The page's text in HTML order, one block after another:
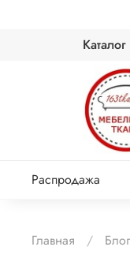
Каталог
Распродажа
Главная Блог